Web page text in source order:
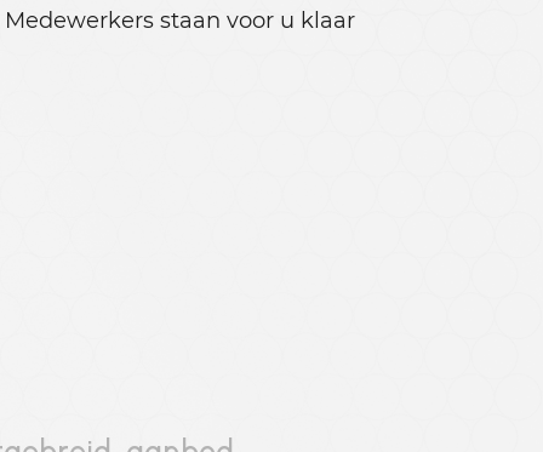
Medewerkers staan ​​voor u klaar